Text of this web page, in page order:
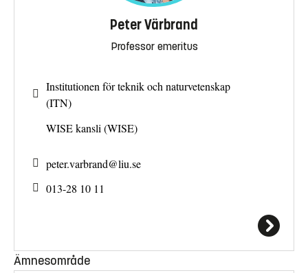
Peter Värbrand
Professor emeritus
Institutionen för teknik och naturvetenskap
(ITN)
WISE kansli (WISE)
peter.varbrand@liu.se
013-28 10 11
Ämnesområde